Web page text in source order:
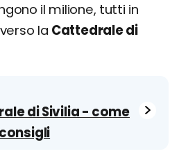
il milione, tutti in
la Cattedrale di
di Sivilia - come